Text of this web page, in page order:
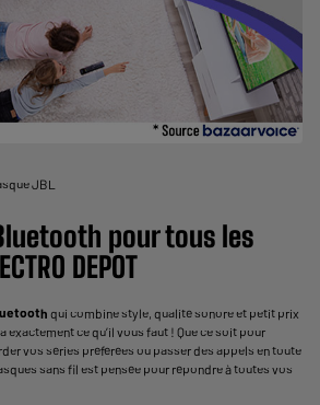
JBL
pour tous les
DEPOT
qui combine style, qualité sonore et petit prix
a exactement ce qu’il vous faut ! Que ce soit pour
vos séries préférées ou passer des appels en toute
sans fil est pensée pour répondre à toutes vos